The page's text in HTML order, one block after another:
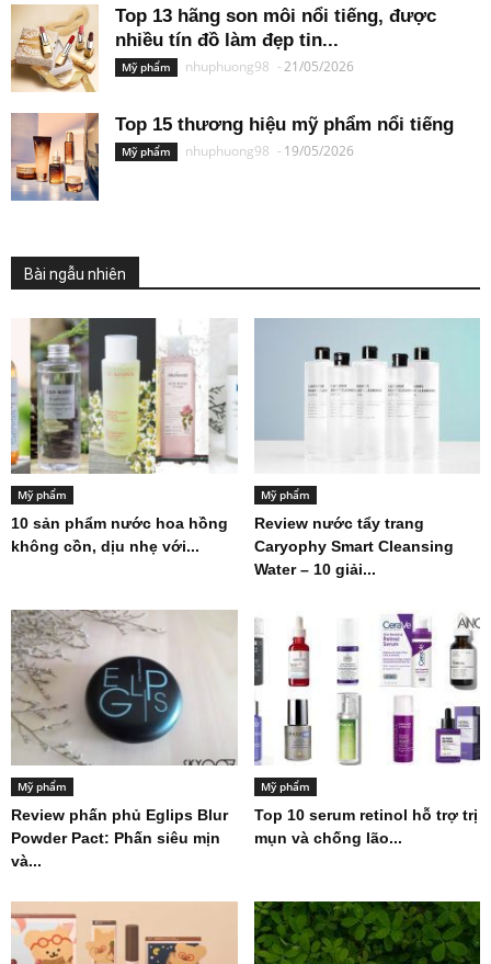
Top 13 hãng son môi nổi tiếng, được
nhiều tín đồ làm đẹp tin...
Mỹ phẩm nhuphuong98 -21/05/2026
Top 15 thương hiệu mỹ phẩm nổi tiếng
Mỹ phẩm nhuphuong98 - 19/05/2026
Bài ngẫu nhiên
Mỹ phẩm
10 sản phẩm nước hoa hồng
không cồn, dịu nhẹ với...
Mỹ phẩm
Review nước tẩy trang
Caryophy Smart Cleansing
Water – 10 giải...
Mỹ phẩm
Review phấn phủ Eglips Blur
Powder Pact: Phấn siêu mịn
và...
Mỹ phẩm
Top 10 serum retinol hỗ trợ trị
mụn và chống lão...